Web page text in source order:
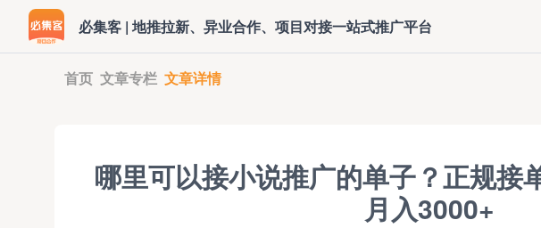
必集客 | 地推拉新、异业合作、项目对接一站式推广平台
首页 文章专栏 文章详情
哪里可以接小说推广的单子？正规接
月入3000+